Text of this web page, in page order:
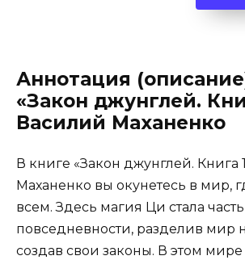
Аннотация
«Закон джунглей.
Василий Маханенко
В книге «Закон джунглей. Книга
Маханенко вы окунетесь в мир,
всем. Здесь магия Ци стала
повседневности, разделив мир
создав свои законы. В этом мире